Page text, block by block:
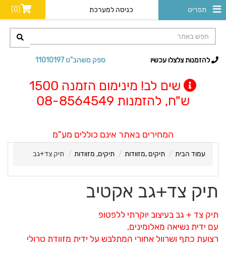
תפריט כניסה למערכת (0)
ספק משהב"ט 11010197 להזמנות צלצלו עכשיו
שים לב! מינימום הזמנה 1500
ש"ח, להזמנות 08-8564549
המחירים באתר אינם כוללים מע"מ
עמוד הבית תיקים ,מזוודות תיקים, מזוודות תיק צד+גב
תיק צד+גב אקטיב
תיק צד + גב בעיצוב יוקרתי ללפטופ
עם ידית נשיאה מאלומינים,
רצועת כתף ושרוול אחורי המתלבש על ידית מזוודת טרולי